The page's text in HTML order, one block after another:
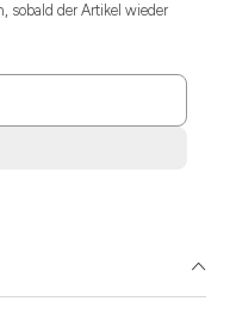
sobald der Artikel wieder